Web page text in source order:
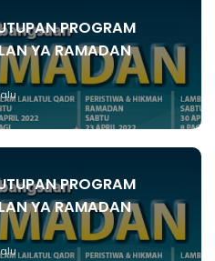
PROGRAM
YA RAMADAN
PROGRAM
YA RAMADAN